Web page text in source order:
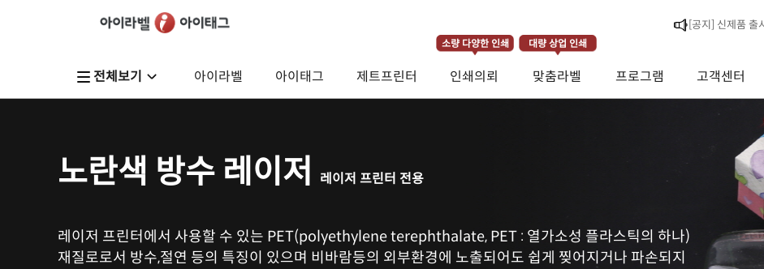
[라벨스페이스]
전체보기 아이라벨 아이태그 제트프린터
소량 다양한 인쇄
인쇄의뢰
대량 상업 인쇄
맞춤라벨 프로그램 고객센터
노란색 방수 레이저 레이저 프린터 전용
레이저 프린터에서 사용할 수 있는 PET(polyethylene terephthalate, PET : 열가소성 플라스틱의 하나)
재질로로서 방수,절연 등의 특징이 있으며 비바람등의 외부환경에 노출되어도 쉽게 찢어지거나 파손되지